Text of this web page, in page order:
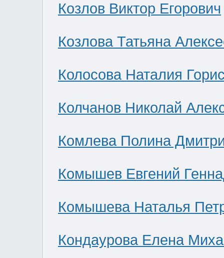
Козлов Виктор Егорович
Козлова Татьяна
Колосова Наталия
Колчанов Николай
Комлева Полина
Комышев Евгений
Комышева Наталья
Кондаурова Елена